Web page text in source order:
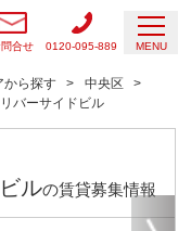
問合せ 0120-095-889 MENU
から探す
中央区
バーサイドビル
ルの賃貸募集情報